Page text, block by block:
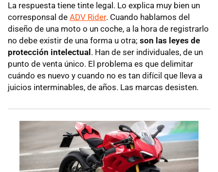
La respuesta tiene tinte legal. Lo explica muy bien un
corresponsal de ADV Rider. Cuando hablamos del
diseño de una moto o un coche, a la hora de registrarlo
no debe existir de una forma u otra; son las leyes de
protección intelectual . Han de ser individuales, de un
punto de venta único. El problema es que delimitar
cuándo es nuevo y cuando no es tan difícil que lleva a
juicios interminables, de años. Las marcas desisten.